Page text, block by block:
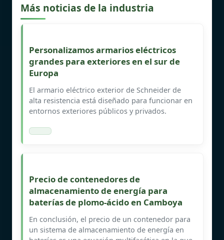
Más noticias de la industria
Personalizamos armarios eléctricos
grandes para exteriores en el sur de
Europa
El armario eléctrico exterior de Schneider de
alta resistencia está diseñado para funcionar en
entornos exteriores públicos y privados.
Precio de contenedores de
almacenamiento de energía para
baterías de plomo-ácido en Camboya
En conclusión, el precio de un contenedor para
un sistema de almacenamiento de energía en